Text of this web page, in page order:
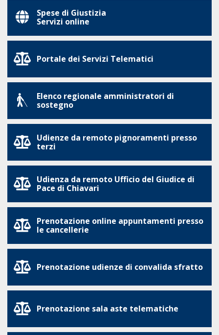
Spese di Giustizia
Servizi online
Portale dei Servizi Telematici
Elenco regionale amministratori di
sostegno
Udienze da remoto pignoramenti presso
terzi
Udienza da remoto Ufficio del Giudice di
Pace di Chiavari
Prenotazione online appuntamenti presso
le cancellerie
Prenotazione udienze di convalida sfratto
Prenotazione sala aste telematiche